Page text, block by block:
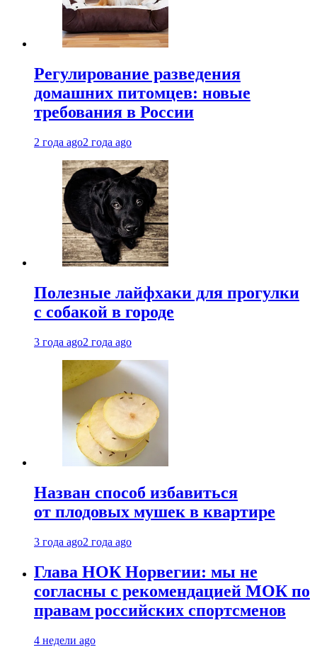
Регулирование разведения
домашних питомцев: новые
требования в России
2 года ago2 года ago
Полезные лайфхаки для прогулки
с собакой в городе
3 года ago2 года ago
Назван способ избавиться
от плодовых мушек в квартире
3 года ago2 года ago
Глава НОК Норвегии: мы не
согласны с рекомендацией МОК по
правам российских спортсменов
4 недели ago